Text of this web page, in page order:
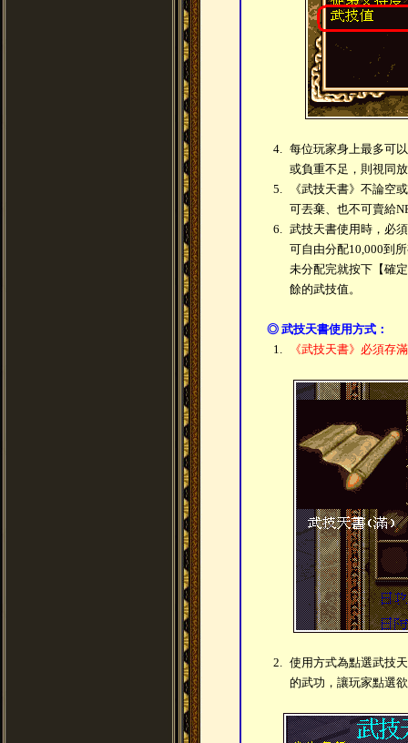
4. 每位玩家身上最多可
或負重不足，則視同
5.
《武技天書》不論空
可丟棄、也不可賣給
6. 武技天書使用時，必
可自由分配10,000到
未分配完就按下【確
餘的武技值。
◎ 武技天書使用方式：
1.
《武技天書》必須存
2. 使用方式為點選武技
的武功，讓玩家點選